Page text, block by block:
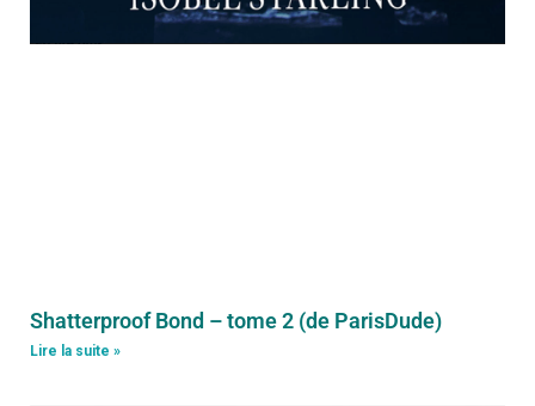
Shatterproof Bond – tome 2 (de ParisDude)
Lire la suite »